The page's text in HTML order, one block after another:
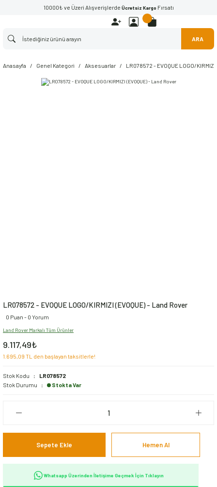
10000₺ ve Üzeri Alışverişlerde Ücretsiz Kargo Fırsatı
ARA
Anasayfa Genel Kategori Aksesuarlar LR078572 - EVOQUE LOGO/
LR078572 - EVOQUE LOGO/KIRMIZI (EVOQUE) - Land Rover
0 Puan - 0 Yorum
Land Rover Markalı Tüm Ürünler
9.117,49₺
1.695,09 TL den başlayan taksitlerle!
Stok Kodu
LR078572
Stok Durumu
Stokta Var
Sepete Ekle Hemen Al
Whatsapp Üzerinden İletişime Geçmek İçin Tıklayın